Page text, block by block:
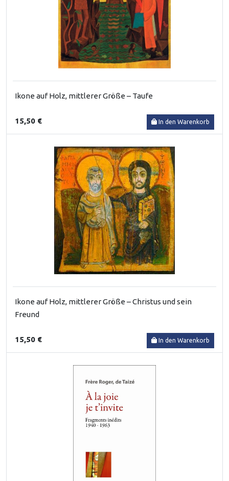
Ikone auf Holz, mittlerer Größe – Taufe
15,50 € In den Warenkorb
Ikone auf Holz, mittlerer Größe – Christus und sein
Freund
15,50 € In den Warenkorb